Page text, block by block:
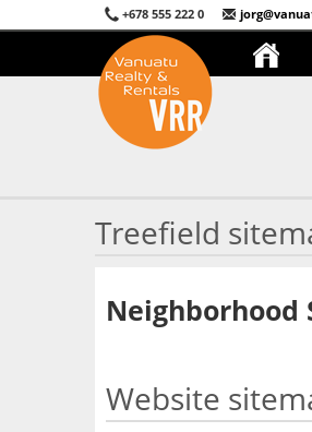
+678 555 222 0
Treefield
Neighborhood
Website